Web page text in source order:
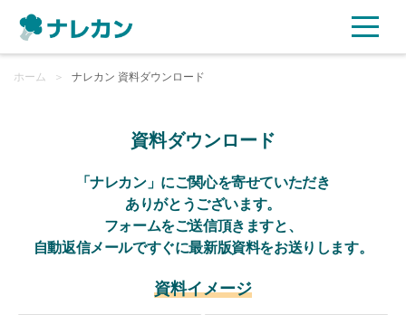
ご利用プラン
ご利用企業様の声
セキュリティ
ホーム ＞ ナレカン 資料ダウンロード
資料ダウンロード
「ナレカン」にご関心を寄せていただき
ありがとうございます。
フォームをご送信頂きますと、
自動返信メールですぐに最新版資料をお送りします。
資料イメージ